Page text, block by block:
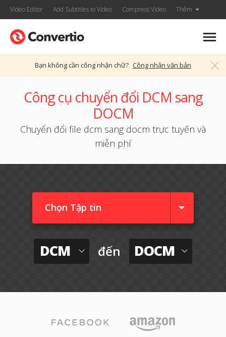
Video Editor Add Subtitles to Video Compress Video Thêm
Bạn không cần công nhận chữ? Công nhận văn bản
Công cụ chuyển đổi DCM sang
DOCM
Chuyển đổi file dcm sang docm trực tuyến và
miễn phí
Chọn Tập tin
DCM đến DOCM